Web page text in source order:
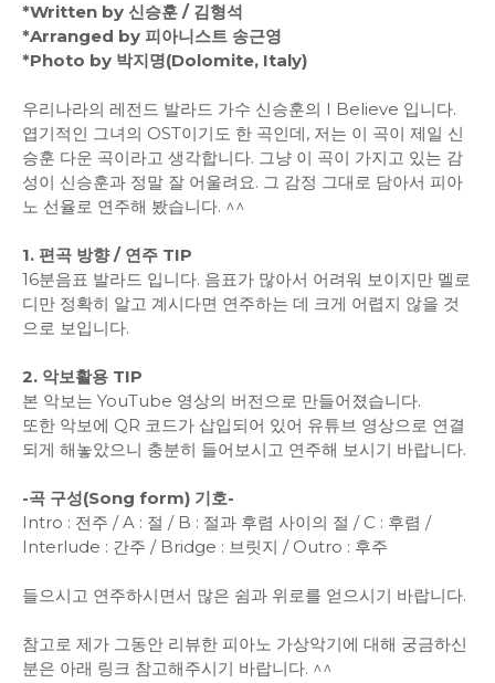
*Written by 신승훈 / 김형석
*Arranged by 피아니스트 송근영
*Photo by 박지명(Dolomite, Italy)
우리나라의 레전드 발라드 가수 신승훈의 I Believe 입니다.
엽기적인 그녀의 OST이기도 한 곡인데, 저는 이 곡이 제일 신
승훈 다운 곡이라고 생각합니다. 그냥 이 곡이 가지고 있는 감
성이 신승훈과 정말 잘 어울려요. 그 감정 그대로 담아서 피아
노 선율로 연주해 봤습니다. ^^
1. 편곡 방향 / 연주 TIP
16분음표 발라드 입니다. 음표가 많아서 어려워 보이지만 멜로
디만 정확히 알고 계시다면 연주하는 데 크게 어렵지 않을 것
으로 보입니다.
2. 악보활용 TIP
본 악보는 YouTube 영상의 버전으로 만들어졌습니다.
또한 악보에 QR 코드가 삽입되어 있어 유튜브 영상으로 연결
되게 해놓았으니 충분히 들어보시고 연주해 보시기 바랍니다.
-곡 구성(Song form) 기호-
Intro : 전주 / A : 절 / B : 절과 후렴 사이의 절 / C : 후렴 /
Interlude : 간주 / Bridge : 브릿지 / Outro : 후주
들으시고 연주하시면서 많은 쉼과 위로를 얻으시기 바랍니다.
참고로 제가 그동안 리뷰한 피아노 가상악기에 대해 궁금하신
분은 아래 링크 참고해주시기 바랍니다. ^^